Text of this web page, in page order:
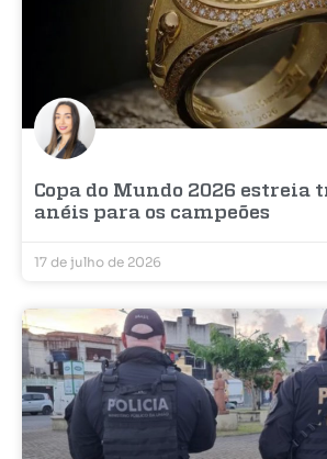
Copa do Mundo 2026 estreia
anéis para os campeões
17 de julho de 2026